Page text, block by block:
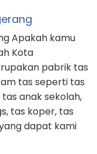
Apakah kamu
Kota
pabrik tas
tas seperti tas
anak sekolah,
tas koper, tas
dapat kami